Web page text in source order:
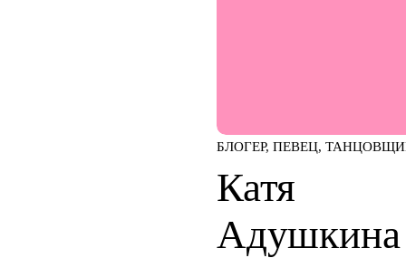
БЛОГЕР, ПЕВЕЦ,
Катя
Адушкина